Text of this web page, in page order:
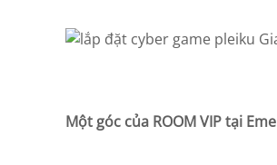
Một góc của ROOM VIP tại